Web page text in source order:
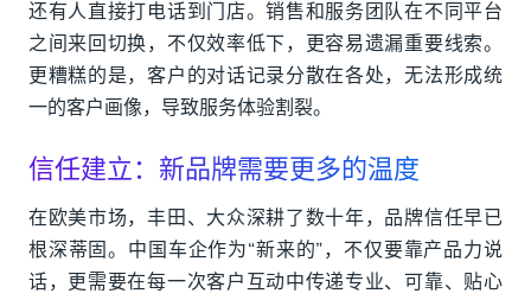
还有人直接打电话到门店。销售和服务团队在不同平台
之间来回切换，不仅效率低下，更容易遗漏重要线索。
更糟糕的是，客户的对话记录分散在各处，无法形成统
一的客户画像，导致服务体验割裂。
信任建立：新品牌需要更多的温度
在欧美市场，丰田、大众深耕了数十年，品牌信任早已
根深蒂固。中国车企作为“新来的”，不仅要靠产品力说
话，更需要在每一次客户互动中传递专业、可靠、贴心